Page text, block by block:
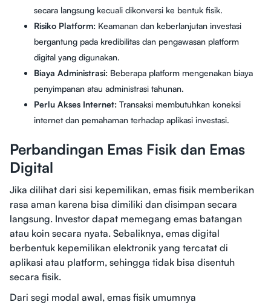
secara langsung kecuali dikonversi ke bentuk fisik.
Risiko Platform: Keamanan dan keberlanjutan investasi
bergantung pada kredibilitas dan pengawasan platform
digital yang digunakan.
Biaya Administrasi: Beberapa platform mengenakan biaya
penyimpanan atau administrasi tahunan.
Perlu Akses Internet: Transaksi membutuhkan koneksi
internet dan pemahaman terhadap aplikasi investasi.
Perbandingan Emas Fisik dan Emas
Digital
Jika dilihat dari sisi kepemilikan, emas fisik memberikan
rasa aman karena bisa dimiliki dan disimpan secara
langsung. Investor dapat memegang emas batangan
atau koin secara nyata. Sebaliknya, emas digital
berbentuk kepemilikan elektronik yang tercatat di
aplikasi atau platform, sehingga tidak bisa disentuh
secara fisik.
Dari segi modal awal, emas fisik umumnya